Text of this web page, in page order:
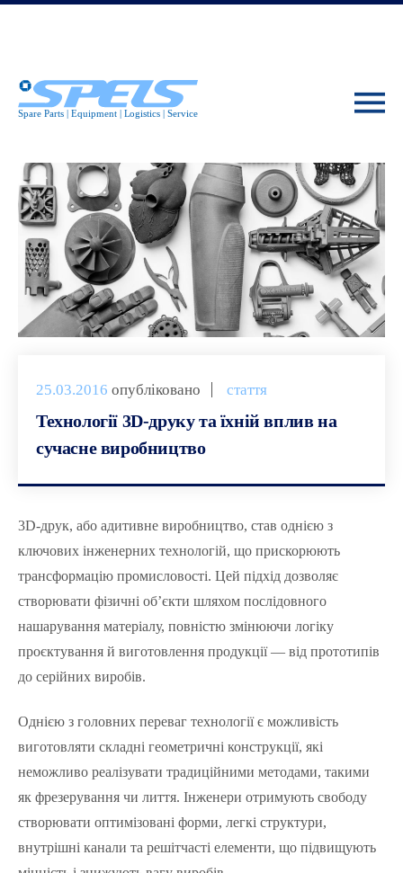
25.03.2016 опубліковано стаття
Технології 3D-друку та їхній вплив на
сучасне виробництво
3D-друк, або адитивне виробництво, став однією з
ключових інженерних технологій, що прискорюють
трансформацію промисловості. Цей підхід дозволяє
створювати фізичні об’єкти шляхом послідовного
нашарування матеріалу, повністю змінюючи логіку
проєктування й виготовлення продукції — від прототипів
до серійних виробів.
Однією з головних переваг технології є можливість
виготовляти складні геометричні конструкції, які
неможливо реалізувати традиційними методами, такими
як фрезерування чи лиття. Інженери отримують свободу
створювати оптимізовані форми, легкі структури,
внутрішні канали та решітчасті елементи, що підвищують